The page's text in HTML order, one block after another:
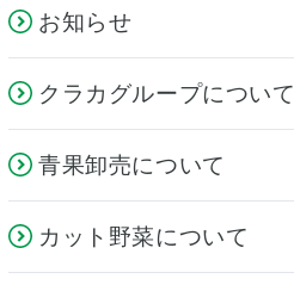
お知らせ
クラカグループについて
青果卸売について
カット野菜について